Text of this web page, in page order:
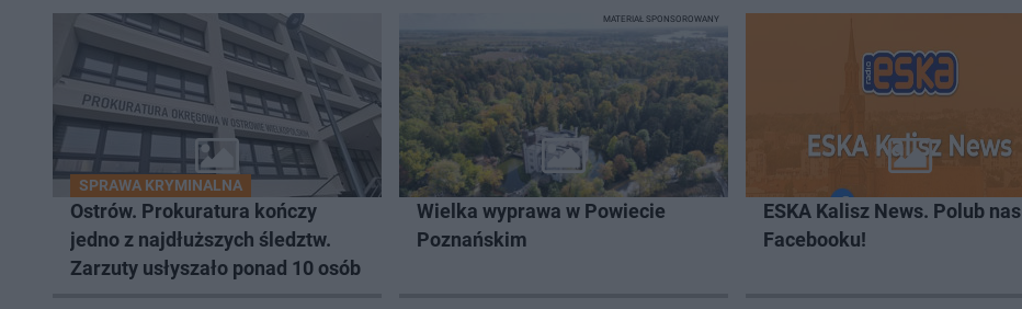
SPRAWA KRYMINALNA
Ostrów. Prokuratura kończy
jedno z najdłuższych śledztw.
Zarzuty usłyszało ponad 10 osób
Wielka wyprawa w Powiecie
Poznańskim
MATERIAŁ SPONSOROWANY
ESKA Kalisz News. Polub
Facebooku!